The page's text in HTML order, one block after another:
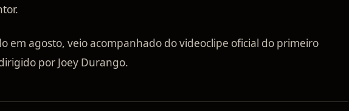
em agosto, veio acompanhado do videoclipe oficial do primeiro
por Joey Durango.